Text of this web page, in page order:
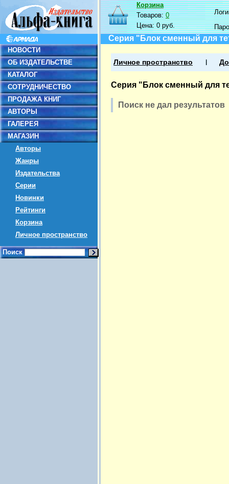
НОВОСТИ
ОБ ИЗДАТЕЛЬСТВЕ
КАТАЛОГ
СОТРУДНИЧЕСТВО
ПРОДАЖА КНИГ
АВТОРЫ
ГАЛЕРЕЯ
МАГАЗИН
Авторы
Жанры
Издательства
Серии
Новинки
Рейтинги
Корзина
Личное пространство
Поиск
Корзина
Товаров:0
Цена:0 руб.
Серия "Блок сменный для
Личное пространство
Серия "Блок сменный для
Поиск не дал результатов